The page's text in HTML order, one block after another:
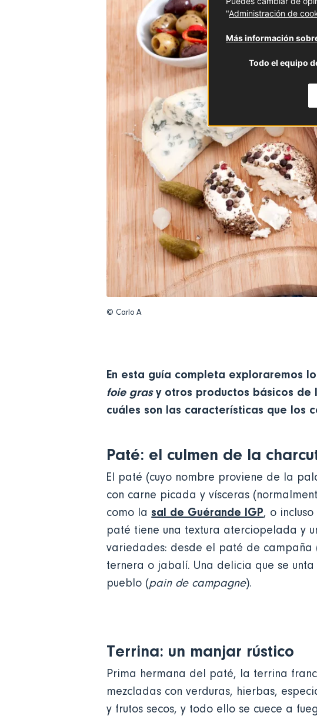
© Carlo A
En esta guía completa exploraremos
foie grasy otros productos básicos de
cuáles son las características que los
Paté: el culmen de la
El paté (cuyo nombre proviene de la
con carne picada y vísceras
como la sal de Guérande IGP, o
paté tiene una textura aterciopelada y
variedades: desde el paté de campaña
ternera o jabalí. Una delicia que se
pueblo (pain de campagne).
Terrina: un manjar rústico
Prima hermana del paté, la terrina
mezcladas con verduras, hierbas,
y frutos secos, y todo ello se cuece a
"Administración de
Más información
Todo el equipo